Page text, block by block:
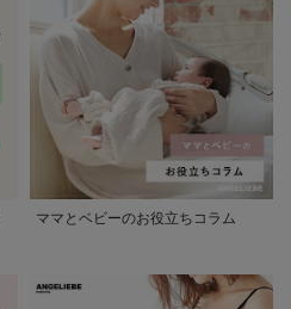
ママとベビーのお役立ちコラム